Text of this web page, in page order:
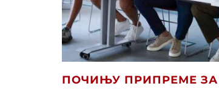
ПОЧИЊУ ПРИПРЕМЕ